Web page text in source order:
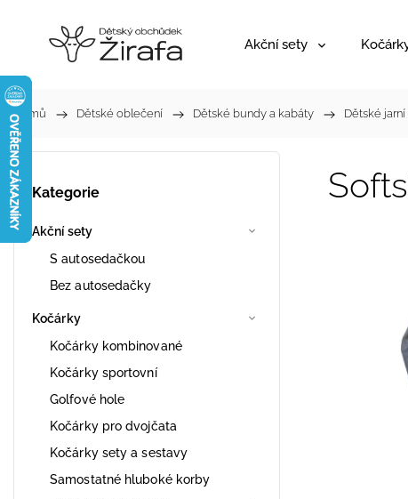
Akční sety
Domů / Dětské oblečení / Dětské bundy a kabáty / Dětské
Kategorie
Akční sety
S autosedačkou
Bez autosedačky
Kočárky
Kočárky kombinované
Kočárky sportovní
Golfové hole
Kočárky pro dvojčata
Kočárky sety a sestavy
Samostatné hluboké korby